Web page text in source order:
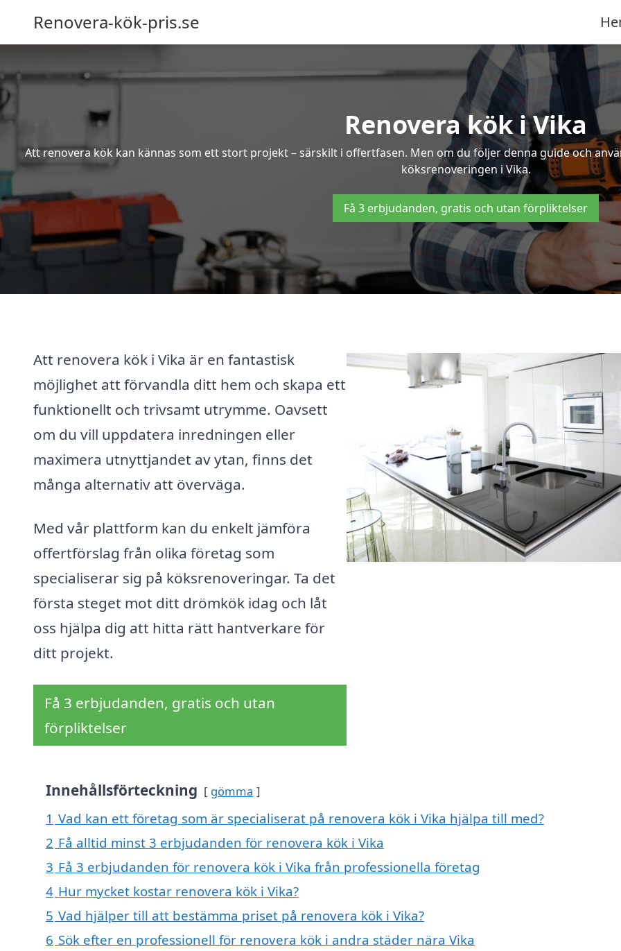
Renovera-kök-pris.se
Renovera kök i Vika
Att renovera kök kan kännas som ett stort projekt – särskilt i offertfasen. Men om du följer denna guide och
köksrenoveringen i Vika.
Få 3 erbjudanden, gratis och utan förpliktelser
Att renovera kök i Vika är en fantastisk
möjlighet att förvandla ditt hem och skapa ett
funktionellt och trivsamt utrymme. Oavsett
om du vill uppdatera inredningen eller
maximera utnyttjandet av ytan, finns det
många alternativ att överväga.
Med vår plattform kan du enkelt jämföra
offertförslag från olika företag som
specialiserar sig på köksrenoveringar. Ta det
första steget mot ditt drömkök idag och låt
oss hjälpa dig att hitta rätt hantverkare för
ditt projekt.
Få 3 erbjudanden, gratis och utan
förpliktelser
Innehållsförteckning gömma
1 Vad kan ett företag som är specialiserat på renovera kök i Vika hjälpa till med?
2 Få alltid minst 3 erbjudanden för renovera kök i Vika
3 Få 3 erbjudanden för renovera kök i Vika från professionella företag
4 Hur mycket kostar renovera kök i Vika?
5 Vad hjälper till att bestämma priset på renovera kök i Vika?
6 Sök efter en professionell för renovera kök i andra städer nära Vika